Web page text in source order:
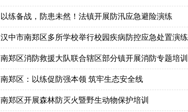
以练备战，防患未然！法镇开展防汛应急避险演练
汉中市南郑区多所学校举行校园疾病防控应急处置演练
南郑区消防救援大队联合辖区部分镇开展消防专题培训
南郑区：以练促防强本领 筑牢生态安全线
南郑区开展森林防灭火暨野生动物保护培训